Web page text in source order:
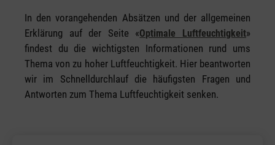
In den vorangehenden Absätzen und der allgemeinen
Erklärung auf der Seite «Optimale Luftfeuchtigkeit»
findest du die wichtigsten Informationen rund ums
Thema von zu hoher Luftfeuchtigkeit. Hier beantworten
wir im Schnelldurchlauf die häufigsten Fragen und
Antworten zum Thema Luftfeuchtigkeit senken.